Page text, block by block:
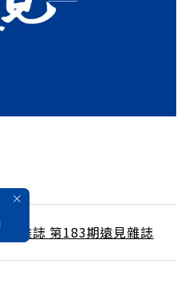
雜誌 第183期遠見雜誌